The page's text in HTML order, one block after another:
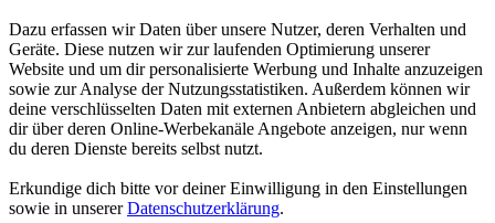
Dazu erfassen wir Daten über unsere Nutzer, deren Verhalten und
Geräte. Diese nutzen wir zur laufenden Optimierung unserer
Website und um dir personalisierte Werbung und Inhalte anzuzeigen
sowie zur Analyse der Nutzungsstatistiken. Außerdem können wir
deine verschlüsselten Daten mit externen Anbietern abgleichen und
dir über deren Online-Werbekanäle Angebote anzeigen, nur wenn
du deren Dienste bereits selbst nutzt.
Erkundige dich bitte vor deiner Einwilligung in den Einstellungen
sowie in unsererDatenschutzerklärung.